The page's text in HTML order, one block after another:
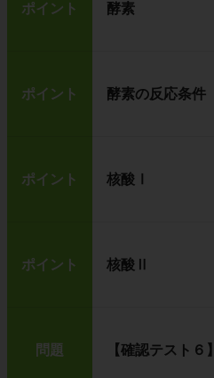
ポイント 酵素
ポイント 酵素の反応条件
ポイント 核酸Ⅰ
ポイント 核酸Ⅱ
問題 【確認テスト６】